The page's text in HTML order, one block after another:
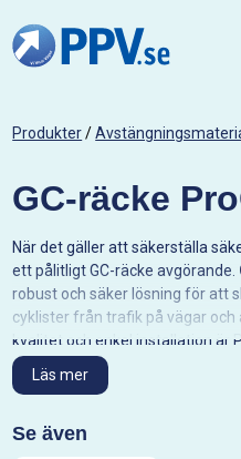
Produkter/
GC-räcke
När det gäller att säkerställa
ett pålitligt GC-räcke avgörande.
robust och säker lösning för att
cyklister från trafik på vägar
kvalitet och enkel installation är
projekt som kräver
GC-räcke ProGuard
Läs mer
Se även